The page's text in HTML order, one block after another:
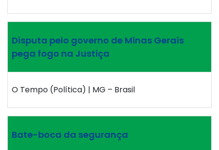
Disputa pelo governo de Minas Gerais
pega fogo na Justiça
O Tempo (Política) | MG – Brasil
Bate-boca da segurança